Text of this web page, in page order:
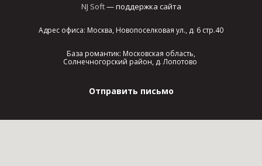
NJ Soft— поддержка сайта
Адрес офиса: Москва, Новопоселковая ул., д. 6 стр.40
База романтик: Московская область,
Солнечногорский район, д. Лопотово
Отправить письмо